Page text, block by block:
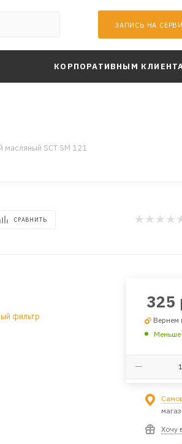
ЗАПИСЬ НА
КОРПОРАТИВНЫМ
SCT SM 121
СРАВНИТЬ
фильтр
325
Вернем
Меньше
Хочу